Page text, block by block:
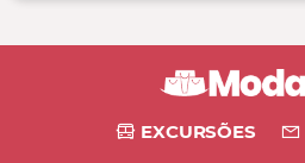
EXCURSÕES